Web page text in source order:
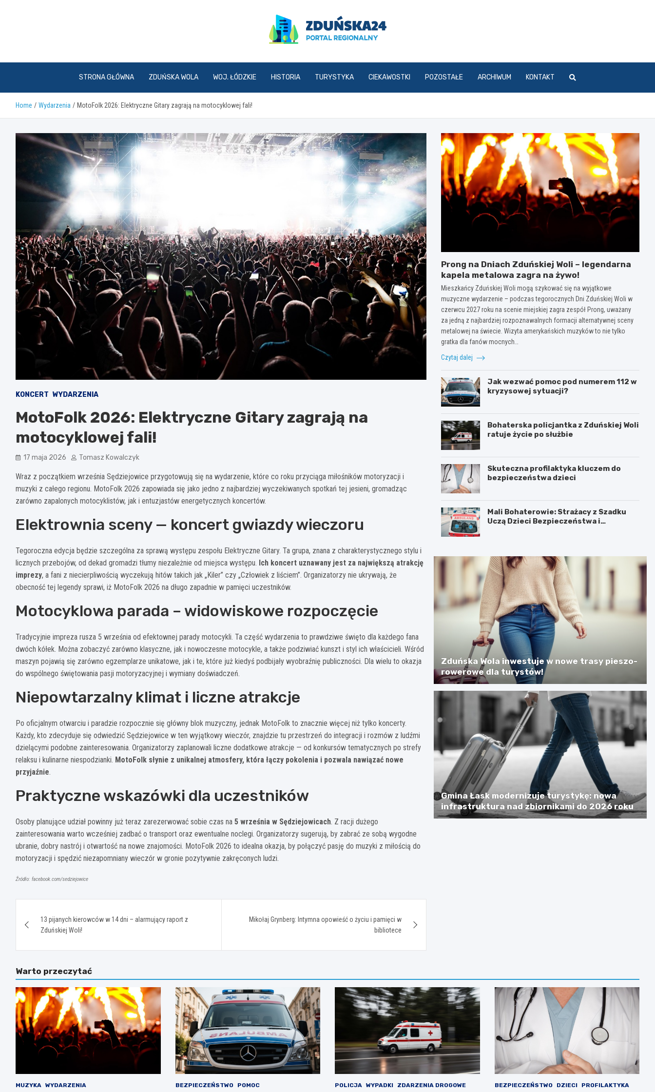
zdunska24.pl
STRONA GŁÓWNA ZDUŃSKA WOLA WOJ. ŁÓDZKIE HISTORIA TURYSTYKA CIEKAWOSTKI POZOSTAŁE ARCHIWUM KONTAKT
Home Wydarzenia MotoFolk 2026: Elektryczne Gitary zagrają na motocyklowej fali!
KONCERT WYDARZENIA
MotoFolk 2026: Elektryczne Gitary zagrają na
motocyklowej fali!
17 maja 2026 Tomasz Kowalczyk
Wraz z początkiem września Sędziejowice przygotowują się na wydarzenie, które co roku przyciąga miłośników motoryzacji i
muzyki z całego regionu. MotoFolk 2026 zapowiada się jako jedno z najbardziej wyczekiwanych spotkań tej jesieni, gromadząc
zarówno zapalonych motocyklistów, jak i entuzjastów energetycznych koncertów.
Elektrownia sceny — koncert gwiazdy wieczoru
Tegoroczna edycja będzie szczególna za sprawą występu zespołu Elektryczne Gitary. Ta grupa, znana z charakterystycznego stylu i
licznych przebojów, od dekad gromadzi tłumy niezależnie od miejsca występu. Ich koncert uznawany jest za największą atrakcję
imprezy, a fani z niecierpliwością wyczekują hitów takich jak „Kiler” czy „Człowiek z liściem”. Organizatorzy nie ukrywają, że
obecność tej legendy sprawi, iż MotoFolk 2026 na długo zapadnie w pamięci uczestników.
Motocyklowa parada – widowiskowe rozpoczęcie
Tradycyjnie impreza rusza 5 września od efektownej parady motocykli. Ta część wydarzenia to prawdziwe święto dla każdego fana
dwóch kółek. Można zobaczyć zarówno klasyczne, jak i nowoczesne motocykle, a także podziwiać kunszt i styl ich właścicieli. Wśród
maszyn pojawią się zarówno egzemplarze unikatowe, jak i te, które już kiedyś podbijały wyobraźnię publiczności. Dla wielu to okazja
do wspólnego świętowania pasji motoryzacyjnej i wymiany doświadczeń.
Niepowtarzalny klimat i liczne atrakcje
Po oficjalnym otwarciu i paradzie rozpocznie się główny blok muzyczny, jednak MotoFolk to znacznie więcej niż tylko koncerty.
Każdy, kto zdecyduje się odwiedzić Sędziejowice w ten wyjątkowy wieczór, znajdzie tu przestrzeń do integracji i rozmów z ludźmi
dzielącymi podobne zainteresowania. Organizatorzy zaplanowali liczne dodatkowe atrakcje — od konkursów tematycznych po strefy
relaksu i kulinarne niespodzianki. MotoFolk słynie z unikalnej atmosfery, która łączy pokolenia i pozwala nawiązać nowe
przyjaźnie.
Praktyczne wskazówki dla uczestników
Osoby planujące udział powinny już teraz zarezerwować sobie czas na 5 września w Sędziejowicach. Z racji dużego
zainteresowania warto wcześniej zadbać o transport oraz ewentualne noclegi. Organizatorzy sugerują, by zabrać ze sobą wygodne
ubranie, dobry nastrój i otwartość na nowe znajomości. MotoFolk 2026 to idealna okazja, by połączyć pasję do muzyki z miłością do
motoryzacji i spędzić niezapomniany wieczór w gronie pozytywnie zakręconych ludzi.
Źródło: facebook.com/sedziejowice
wpisu
13 pijanych kierowców w 14 dni – alarmujący raport z
Zduńskiej Woli!
Mikołaj Grynberg: Intymna opowieść o życiu i pamięci w
bibliotece
Prong na Dniach Zduńskiej Woli – legendarna
kapela metalowa zagra na żywo!
Mieszkańcy Zduńskiej Woli mogą szykować się na wyjątkowe
muzyczne wydarzenie – podczas tegorocznych Dni Zduńskiej Woli w
czerwcu 2027 roku na scenie miejskiej zagra zespół Prong, uważany
za jedną z najbardziej rozpoznawalnych formacji alternatywnej sceny
metalowej na świecie. Wizyta amerykańskich muzyków to nie tylko
gratka dla fanów mocnych…
Czytaj dalej
Jak wezwać pomoc pod numerem 112 w
kryzysowej sytuacji?
Bohaterska policjantka z Zduńskiej Woli
ratuje życie po służbie
Skuteczna profilaktyka kluczem do
bezpieczeństwa dzieci
Mali Bohaterowie: Strażacy z Szadku
Uczą Dzieci Bezpieczeństwa i
Zduńska Wola inwestuje w nowe trasy pieszo-
rowerowe dla turystów!
Gmina Łask modernizuje turystykę: nowa
infrastruktura nad zbiornikami do 2026 roku
Warto przeczytać
MUZYKA WYDARZENIA BEZPIECZEŃSTWO POMOC POLICJA WYPADKI ZDARZENIA DROGOWE BEZPIECZEŃSTWO DZIECI PROFILAKTYKA